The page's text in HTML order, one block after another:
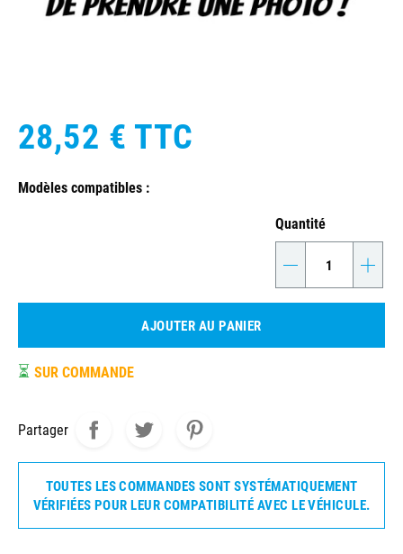
28,52 € TTC
Modèles compatibles :
Quantité
- +
AJOUTER AU PANIER
⏳ SUR COMMANDE
Partager
TOUTES LES COMMANDES SONT SYSTÉMATIQUEMENT
VÉRIFIÉES POUR LEUR COMPATIBILITÉ AVEC LE VÉHICULE.